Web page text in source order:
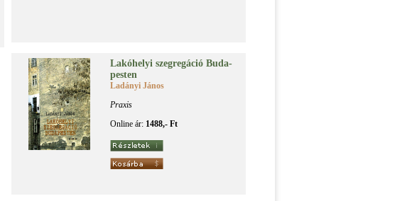
La­kó­he­lyi szeg­re­gá­ció Bu­da­
pes­ten
Ladányi János
Praxis
Online ár: 1488,- Ft